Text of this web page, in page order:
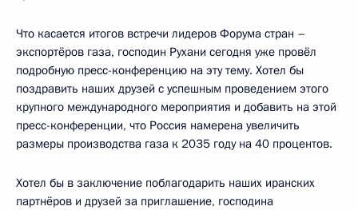
Что касается итогов встречи лидеров Форума стран –
экспортёров газа, господин Рухани сегодня уже провёл
подробную пресс-конференцию на эту тему. Хотел бы
поздравить наших друзей с успешным проведением этого
крупного международного мероприятия и добавить на этой
пресс-конференции, что Россия намерена увеличить
размеры производства газа к 2035 году на 40 процентов.
Хотел бы в заключение поблагодарить наших иранских
партнёров и друзей за приглашение, господина